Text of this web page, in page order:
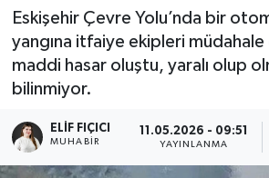
Eskişehir Çevre Yolu’nda bir
yangına itfaiye ekipleri
maddi hasar oluştu, yaralı olup
bilinmiyor.
ELIF FIÇICI
MUHABIR
11.05.2026 - 09:51
YAYINLANMA
Son Dakika Haberleri
Haber Arşivi